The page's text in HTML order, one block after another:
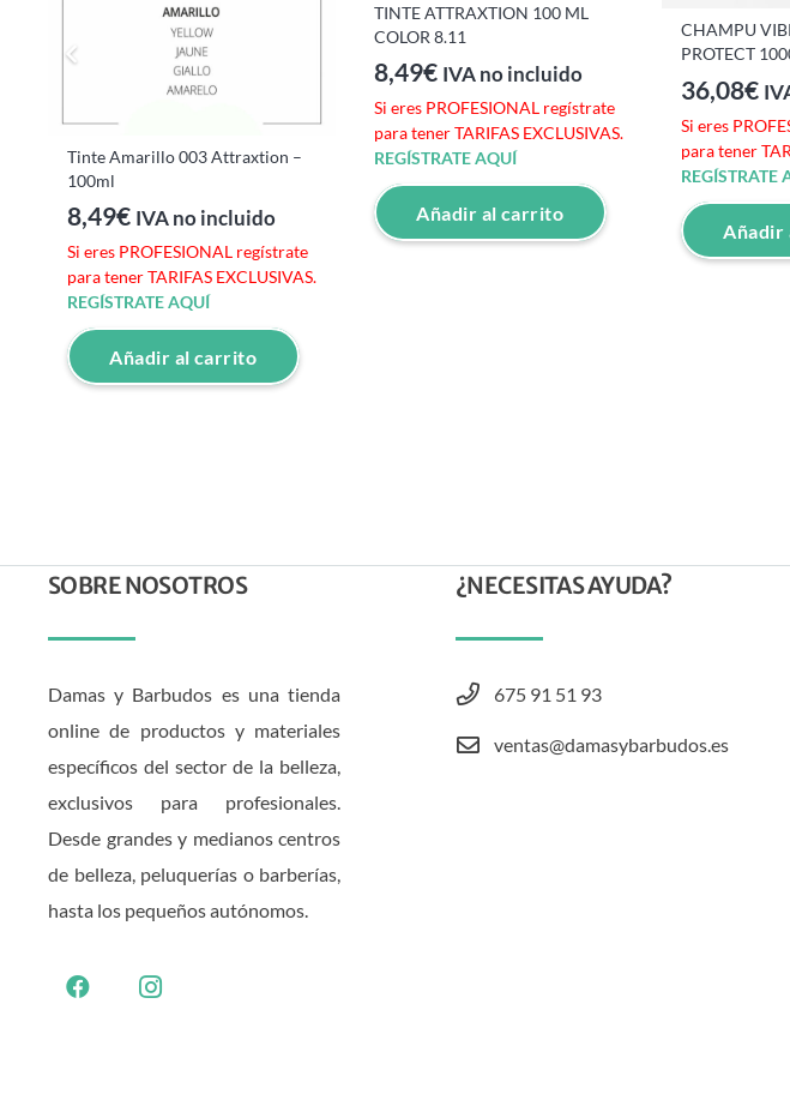
Tinte Amarillo 003 Attraxtion –
100ml
8,49€ IVA no incluido
Si eres PROFESIONAL regístrate
para tener TARIFAS EXCLUSIVAS.
REGÍSTRATE AQUÍ
Añadir al carrito
TINTE ATTRAXTION 100 ML
COLOR 8.11
8,49€ IVA no incluido
Si eres PROFESIONAL regístrate
para tener TARIFAS EXCLUSIVAS.
REGÍSTRATE AQUÍ
Añadir al carrito
CHAMPU
PROTECT
36,08€
Si eres
para tener
REGÍSTRATE
Añadir
SOBRE NOSOTROS
Damas y Barbudos es una tienda
online de productos y materiales
específicos del sector de la belleza,
exclusivos para profesionales.
Desde grandes y medianos centros
de belleza, peluquerías o barberías,
hasta los pequeños autónomos.
¿NECESITAS AYUDA?
675 91 51 93
ventas@damasybarbudos.es